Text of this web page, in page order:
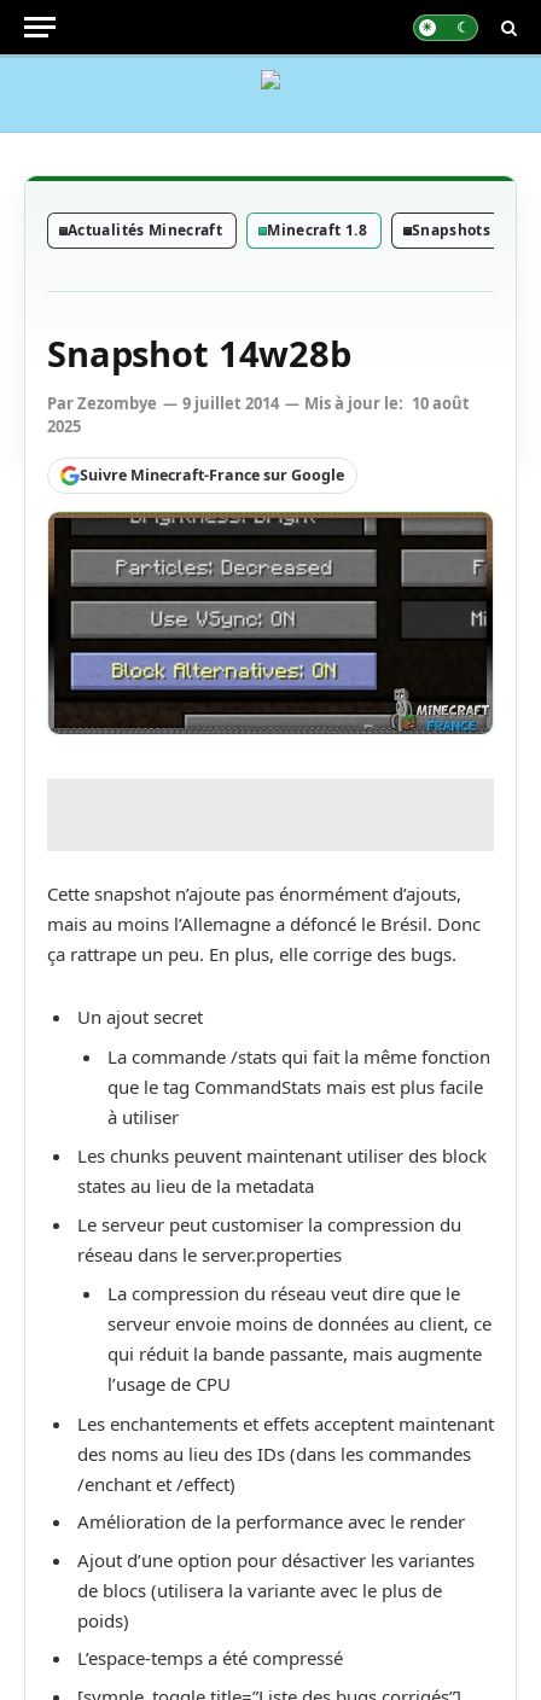
Actualités Minecraft Minecraft 1.8 Snapshots
Snapshot 14w28b
ParZezombye 9 juillet 2014 Mis à jour le: 10 août
2025
Suivre Minecraft-France sur Google
Cette snapshot n’ajoute pas énormément d’ajouts,
mais au moins l’Allemagne a défoncé le Brésil. Donc
ça rattrape un peu. En plus, elle corrige des bugs.
Un ajout secret
La commande /stats qui fait la même fonction
que le tag CommandStats mais est plus facile
à utiliser
Les chunks peuvent maintenant utiliser des block
states au lieu de la metadata
Le serveur peut customiser la compression du
réseau dans le server.properties
La compression du réseau veut dire que le
serveur envoie moins de données au client, ce
qui réduit la bande passante, mais augmente
l’usage de CPU
Les enchantements et effets acceptent maintenant
des noms au lieu des IDs (dans les commandes
/enchant et /effect)
Amélioration de la performance avec le render
Ajout d’une option pour désactiver les variantes
de blocs (utilisera la variante avec le plus de
poids)
L’espace-temps a été compressé